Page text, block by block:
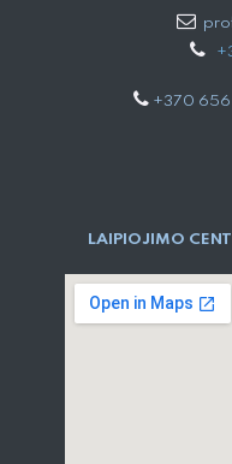
+
+370 656
LAIPIOJIMO